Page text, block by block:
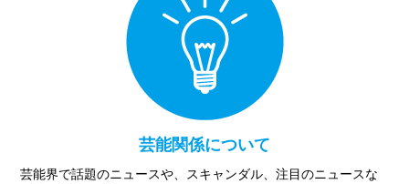
芸能関係について
芸能界で話題のニュースや、スキャンダル、注目のニュースな